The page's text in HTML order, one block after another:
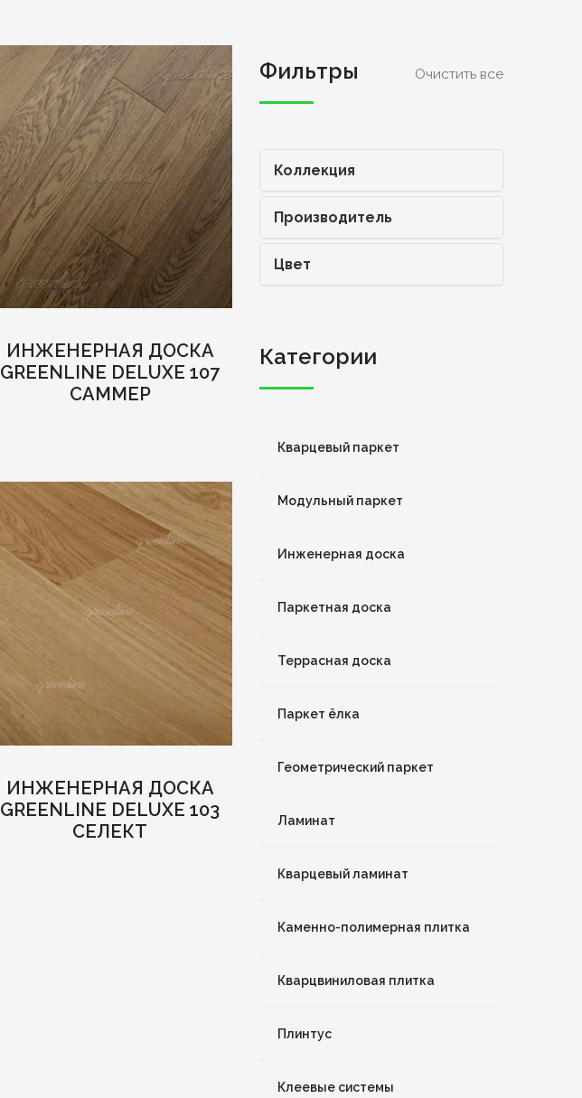
ИНЖЕНЕРНАЯ ДОСКА
GREENLINE DELUXE 107
САММЕР
ИНЖЕНЕРНАЯ ДОСКА
GREENLINE DELUXE 103
СЕЛЕКТ
Фильтры Очистить все
Коллекция
Производитель
Цвет
Категории
Кварцевый паркет
Модульный паркет
Инженерная доска
Паркетная доска
Террасная доска
Паркет ёлка
Геометрический паркет
Ламинат
Кварцевый ламинат
Каменно-полимерная плитка
Кварцвиниловая плитка
Плинтус
Клеевые системы